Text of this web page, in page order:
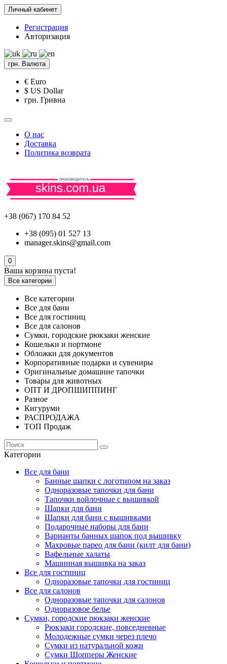
Личный кабинет
Регистрация
Авторизация
грн. Валюта
€ Euro
$ US Dollar
грн. Гривна
О нас
Доставка
Политика возврата
+38 (067) 170 84 52
+38 (095) 01 527 13
manager.skins@gmail.com
0
Ваша корзина пуста!
Все категории
Все категории
Все для бани
Все для гостиниц
Все для салонов
Сумки, городские рюкзаки женские
Кошельки и портмоне
Обложки для документов
Корпоративные подарки и сувениры
Оригинальные домашние тапочки
Товары для животных
ОПТ И ДРОПШИППИНГ
Разное
Кигуруми
РАСПРОДАЖА
ТОП Продаж
Категории
Все для бани
Банные шапки с логотипом на заказ
Одноразовые тапочки для бани
Тапочки войлочные с вышивкой
Шапки для бани
Шапки для бани с вышивками
Подарочные наборы для бани
Варианты банных шапок под вышивку
Махровые парео для бани (килт для бани)
Вафельные халаты
Машинная вышивка на заказ
Все для гостиниц
Одноразовые тапочки для гостиниц
Все для салонов
Одноразовые тапочки для салонов
Одноразовое белье
Сумки, городские рюкзаки женские
Рюкзаки городские, повседневные
Молодежные сумки через плечо
Сумки из натуральной кожи
Сумки Шопперы Женские